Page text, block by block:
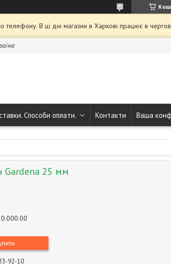
телефону. В ці дні магазин в Харкові працює в
Способи оплати. Контакти Ваша
Gardena 25 мм
92-10